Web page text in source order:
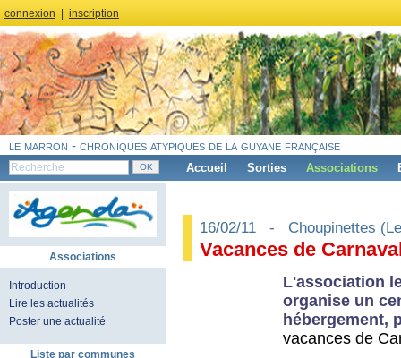
connexion inscription
le marron - chroniques atypiques de la guyane française
Accueil Sorties Associations
Associations
Introduction
Lire les actualités
Poster une actualité
Liste par communes
16/02/11 - Choupinettes
Vacances de
L'association
organise un
hébergement,
vacances de